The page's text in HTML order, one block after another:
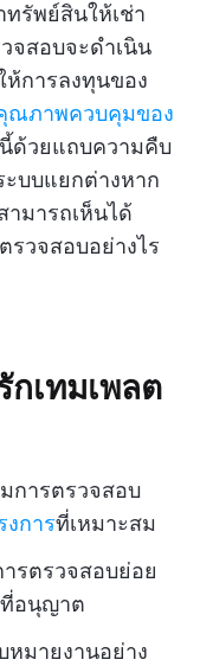
รัพย์สินให้เช่า
จสอบจะดำเนิน
ห้การลงทุนของ
ณภาพควบคุมของ
ด้วยแถบความคืบ
บบแยกต่างหาก
มารถเห็นได้
รวจสอบอย่างไร
เทมเพลต
การตรวจสอบ
การที่เหมาะสม
รตรวจสอบย่อย
ที่อนุญาต
มายงานอย่าง